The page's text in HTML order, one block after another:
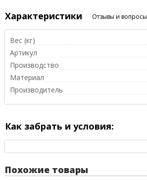
Характеристики Отзывы и вопросы
Вес (кг)
Артикул
Производство
Материал
Производитель
Как забрать и условия:
Похожие товары